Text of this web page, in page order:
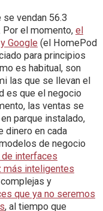
vendan 56.3
el momento, el
Google (el HomePod
para principios
es habitual, son
las que se llevan el
es que el negocio
las ventas se
parque instalado,
dinero en cada
de negocio
interfaces
más inteligentes
y
que ya no seremos
, al tiempo que